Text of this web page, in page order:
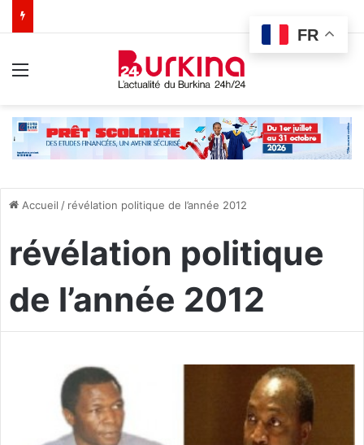
Accueil / révélation politique de l’année 2012
révélation politique
de l’année 2012
FR